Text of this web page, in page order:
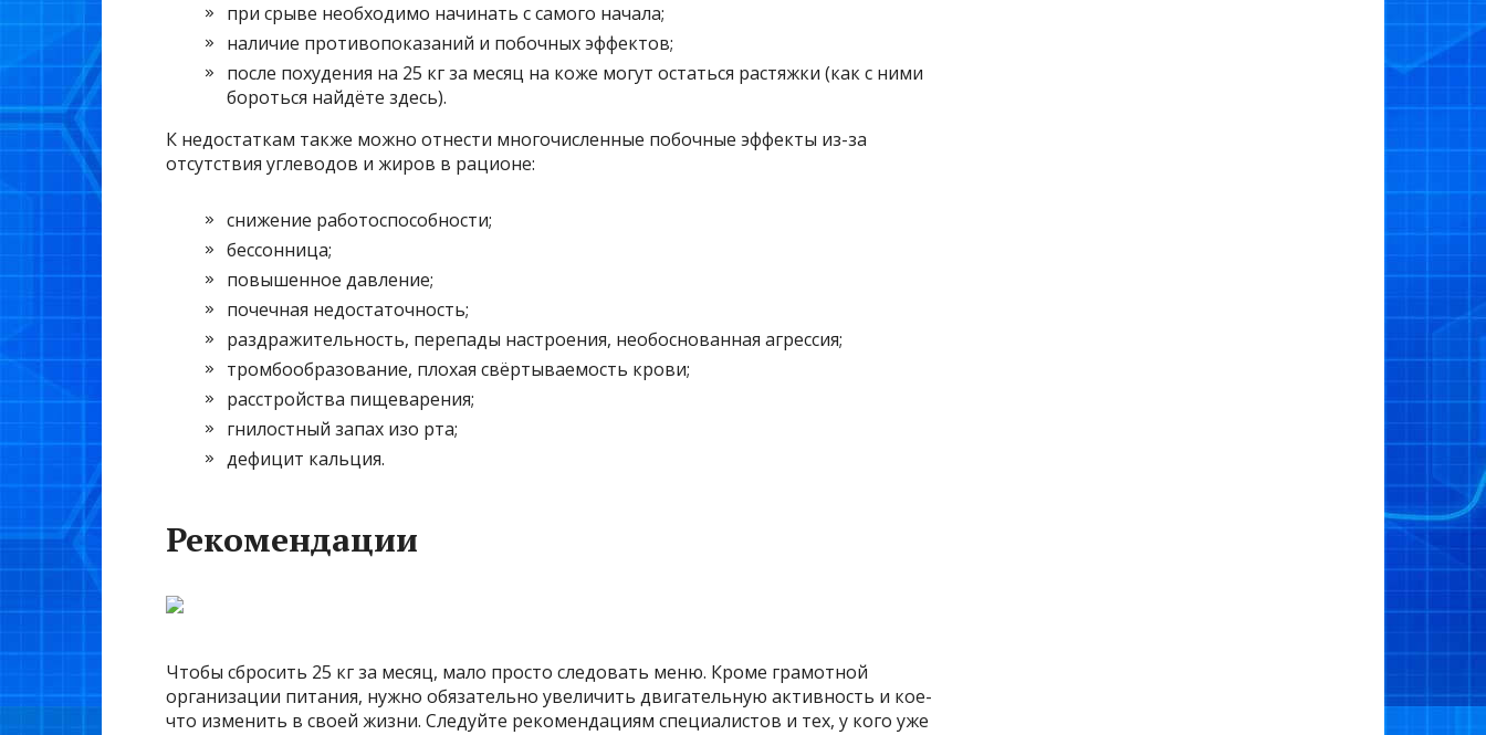
при срыве необходимо начинать с самого начала;
наличие противопоказаний и побочных эффектов;
после похудения на 25 кг за месяц на коже могут остаться растяжки (как с ними
бороться найдёте здесь).
К недостаткам также можно отнести многочисленные побочные эффекты из-за
отсутствия углеводов и жиров в рационе:
снижение работоспособности;
бессонница;
повышенное давление;
почечная недостаточность;
раздражительность, перепады настроения, необоснованная агрессия;
тромбообразование, плохая свёртываемость крови;
расстройства пищеварения;
гнилостный запах изо рта;
дефицит кальция.
Рекомендации
Чтобы сбросить 25 кг за месяц, мало просто следовать меню. Кроме грамотной
организации питания, нужно обязательно увеличить двигательную активность и кое-
что изменить в своей жизни. Следуйте рекомендациям специалистов и тех, у кого уже